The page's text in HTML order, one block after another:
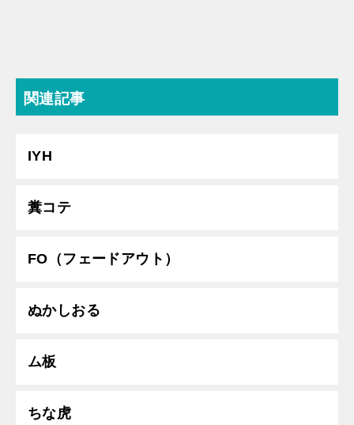
関連記事
IYH
糞コテ
FO（フェードアウト）
ぬかしおる
ム板
ちな虎